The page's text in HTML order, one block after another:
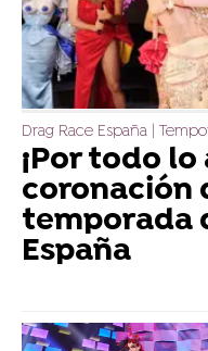
Drag Race España |
¡Por todo
coronación
temporada
España